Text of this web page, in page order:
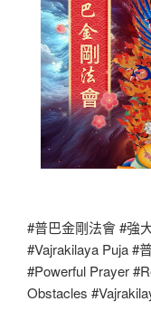
#普巴金剛法會 #強
#Vajrakilaya Puja #
#Powerful Prayer
Obstacles